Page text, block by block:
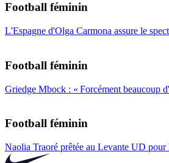
Football féminin
L'Espagne d'Olga Carmona assure le
Football féminin
Griedge Mbock : « Forcément beaucoup
Football féminin
Naolia Traoré prêtée au Levante UD pour